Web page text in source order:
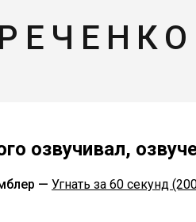
озвучивал,
— Угнать за 60 секунд